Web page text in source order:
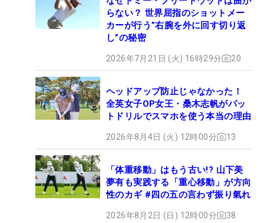
らない？ 世界屈指のショットメー
カーが行う”右腕を外に回す切り返
し”の秘密
2026年7月21日 (火) 16時29分 20
ヘッドアップ防止じゃなかった！
全英女子OP女王・桑木志帆がパッ
トドリルでスマホを使う本当の理由
2026年8月4日 (火) 12時00分 13
「体重移動」はもう古い!? 山下美
夢有も実践する「重心移動」が方向
性のカギ #四の五の言わず振り氣れ
2026年8月2日 (日) 12時00分 38